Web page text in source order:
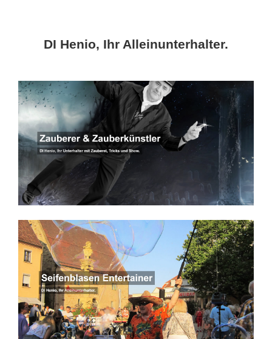
DI Henio, Ihr Alleinunterhalter.